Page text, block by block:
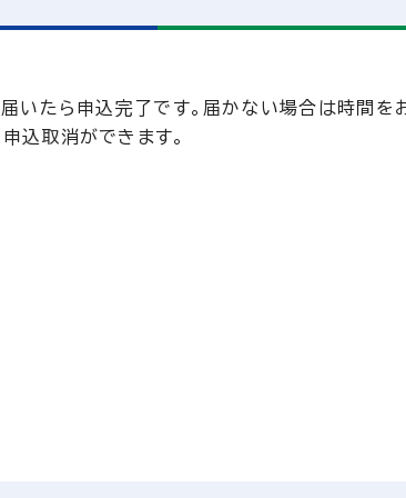
いたら申込完了です。届かない場合は時間を
込取消ができます。